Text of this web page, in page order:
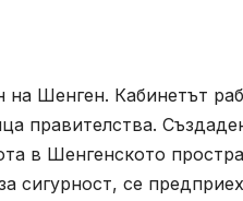
на Шенген. Кабинетът
правителства.
в Шенгенското
сигурност, се